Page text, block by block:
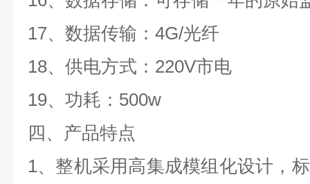
17、 数据传输：4G/光纤
18、 供电方式：220V市电
19、 功耗：500w
四、产品特点
1、整机采用高集成模组化设计，